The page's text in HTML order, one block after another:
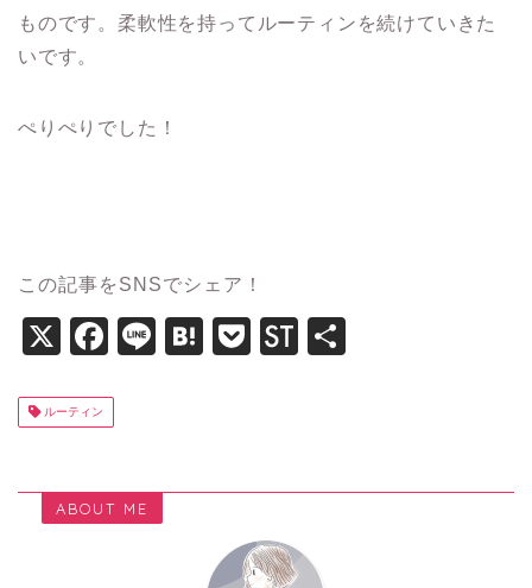
ものです。柔軟性を持ってルーティンを続けていきた
いです。
ぺりぺりでした！
この記事をSNSでシェア！
X
F
c
b
o
Li
H
a
P
et
St
T
ts
ルーティン
ABOUT ME